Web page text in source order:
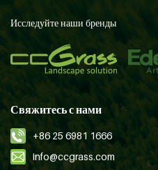
Исследуйте наши бренды
Свяжитесь с нами
+86 25 6981 1666
info@ccgrass.com